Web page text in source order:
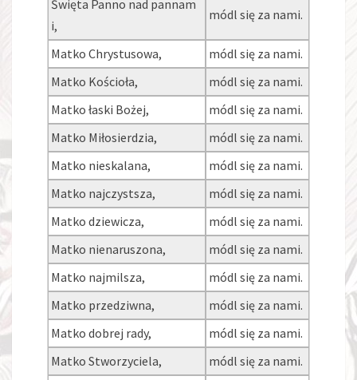
Święta Panno nad pannam
i,
módl się za nami.
Matko Chrystusowa,
módl się za nami.
Matko Kościoła,
módl się za nami.
Matko łaski Bożej,
módl się za nami.
Matko Miłosierdzia,
módl się za nami.
Matko nieskalana,
módl się za nami.
Matko najczystsza,
módl się za nami.
Matko dziewicza,
módl się za nami.
Matko nienaruszona,
módl się za nami.
Matko najmilsza,
módl się za nami.
Matko przedziwna,
módl się za nami.
Matko dobrej rady,
módl się za nami.
Matko Stworzyciela,
módl się za nami.